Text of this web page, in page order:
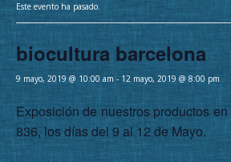
Este evento ha pasado.
biocultura barcelona
9 mayo, 2019 @ 10:00 am - 12 mayo, 2019 @ 8:00 pm
Exposición de nuestros productos
836, los días del 9 al 12 de Mayo.